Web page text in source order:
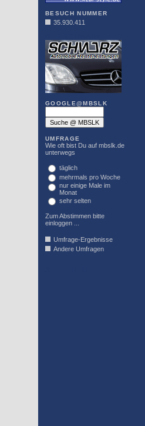
BESUCH NUMMER
35.930.411
GOOGLE@MBSLK
UMFRAGE
Wie oft bist Du auf mbslk.de
unterwegs
täglich
mehrmals pro Woche
nur einige Male im
Monat
sehr selten
Zum Abstimmen bitte
einloggen ...
Umfrage-Ergebnisse
Andere Umfragen